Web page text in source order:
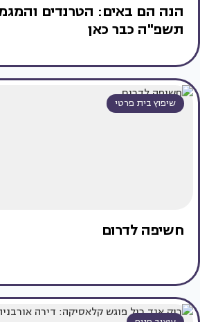
הנה הם באים: הטרנדים
תשפ"ה כבר כאן
שיפוץ בית פרטי
חשיפה לדרום